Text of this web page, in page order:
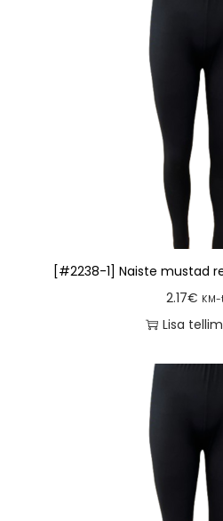
[#2238-1] Naiste mustad
2.17€
Lisa